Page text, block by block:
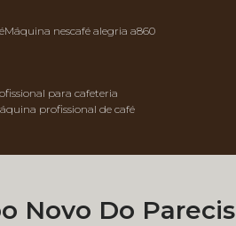
máquina nescafé alegria a860
para cafeteria
máquina profissional de café
Novo Do Parecis